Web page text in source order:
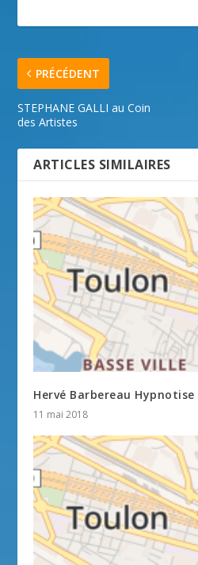
PRÉCÉDENT
STEPHANE GALLI au Coin
des Artistes
ARTICLES SIMILAIRES
Hervé Barbereau Hypnotise
11 mai 2018